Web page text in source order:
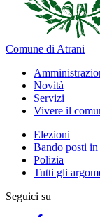
Comune di Atrani
Novità
Servizi
Vivere il
Elezioni
Bando posti
Polizia
Tutti gli
Seguici su